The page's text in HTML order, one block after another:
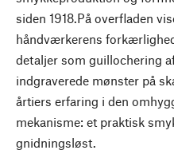
siden 1918.På overfladen
håndværkerens
detaljer som guillochering
indgraverede mønster på
årtiers erfaring i den
mekanisme: et praktisk
gnidningsløst.